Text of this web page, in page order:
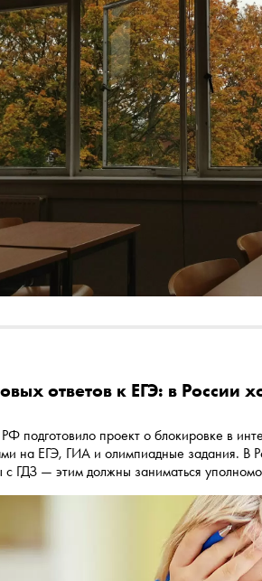
ответов к ЕГЭ: в России
подготовило проект о блокировке в
на ЕГЭ, ГИА и олимпиадные задания. В
с ГДЗ — этим должны заниматься
эта мера и как она может сказаться